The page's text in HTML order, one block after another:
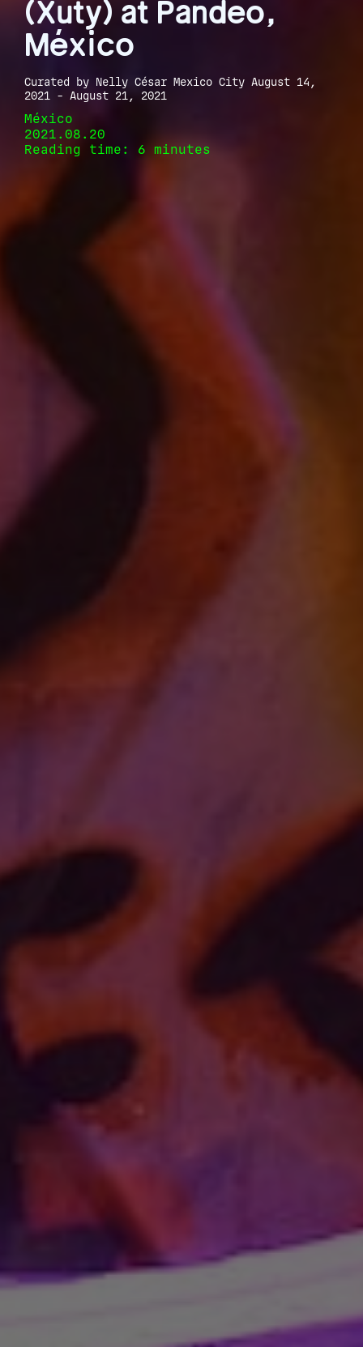
(Xuty) at Pandeo,
México
Curated by Nelly César Mexico City August 14,
2021 - August 21, 2021
México
2021.08.20
Reading time: 6 minutes